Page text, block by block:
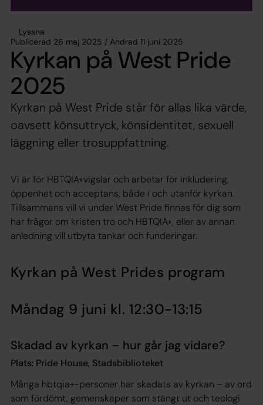
Lyssna
Publicerad 26 maj 2025 / Ändrad 11 juni 2025
Kyrkan på West Pride
2025
Kyrkan på West Pride står för allas lika värde,
oavsett könsuttryck, könsidentitet, sexuell
läggning eller trosuppfattning.
Vi är för HBTQIA+vigslar och arbetar för inkludering,
öppenhet och acceptans, både i och utanför kyrkan.
Tillsammans vill vi under West Pride finnas för dig som
har frågor om kristen tro och HBTQIA+, eller av annan
anledning vill utbyta tankar och funderingar.
Kyrkan på West Prides program
Måndag 9 juni kl. 12:30-13:15
Skadad av kyrkan – hur går jag vidare?
Plats: Pride House, Stadsbiblioteket
Många hbtqia+-personer har skadats av kyrkan – av ord
som fördömt, gemenskaper som stängt ut och teologi